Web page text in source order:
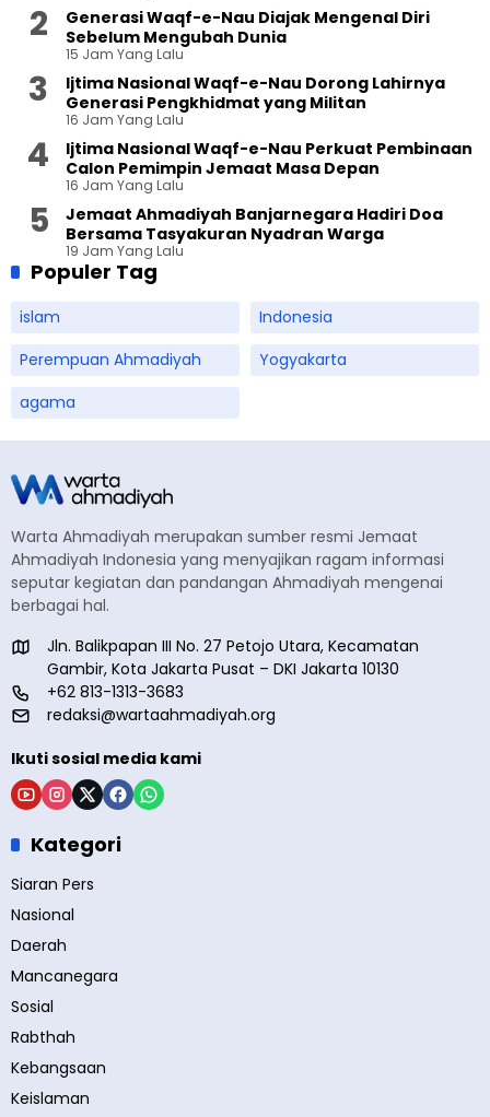
Generasi Waqf-e-Nau Diajak Mengenal Diri
Sebelum Mengubah Dunia
15 Jam Yang Lalu
Ijtima Nasional Waqf-e-Nau Dorong Lahirnya
Generasi Pengkhidmat yang Militan
16 Jam Yang Lalu
Ijtima Nasional Waqf-e-Nau Perkuat Pembinaan
Calon Pemimpin Jemaat Masa Depan
16 Jam Yang Lalu
Jemaat Ahmadiyah Banjarnegara Hadiri Doa
Bersama Tasyakuran Nyadran Warga
19 Jam Yang Lalu
Populer Tag
islam
Indonesia
Perempuan Ahmadiyah
Yogyakarta
agama
Warta Ahmadiyah merupakan sumber resmi Jemaat
Ahmadiyah Indonesia yang menyajikan ragam informasi
seputar kegiatan dan pandangan Ahmadiyah mengenai
berbagai hal.
Jln. Balikpapan III No. 27 Petojo Utara, Kecamatan
Gambir, Kota Jakarta Pusat – DKI Jakarta 10130
+62 813-1313-3683
redaksi@wartaahmadiyah.org
Ikuti sosial media kami
Kategori
Siaran Pers
Nasional
Daerah
Mancanegara
Sosial
Rabthah
Kebangsaan
Keislaman